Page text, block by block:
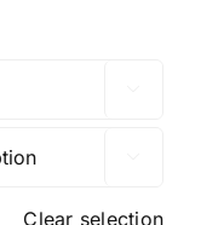
Clear selection